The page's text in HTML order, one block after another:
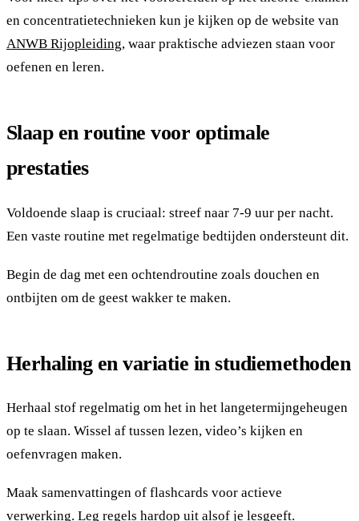
en concentratietechnieken kun je kijken op de website van
ANWB Rijopleiding, waar praktische adviezen staan voor
oefenen en leren.
Slaap en routine voor optimale
prestaties
Voldoende slaap is cruciaal: streef naar 7-9 uur per nacht.
Een vaste routine met regelmatige bedtijden ondersteunt dit.
Begin de dag met een ochtendroutine zoals douchen en
ontbijten om de geest wakker te maken.
Herhaling en variatie in studiemethoden
Herhaal stof regelmatig om het in het langetermijngeheugen
op te slaan. Wissel af tussen lezen, video’s kijken en
oefenvragen maken.
Maak samenvattingen of flashcards voor actieve
verwerking. Leg regels hardop uit alsof je lesgeeft.